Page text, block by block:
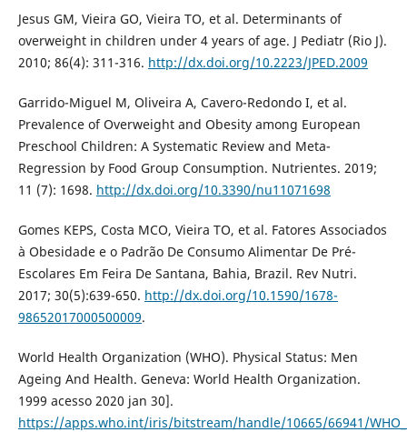
Jesus GM, Vieira GO, Vieira TO, et al. Determinants of
overweight in children under 4 years of age. J Pediatr (Rio J).
2010; 86(4): 311-316. http://dx.doi.org/10.2223/JPED.2009
Garrido-Miguel M, Oliveira A, Cavero-Redondo I, et al.
Prevalence of Overweight and Obesity among European
Preschool Children: A Systematic Review and Meta-
Regression by Food Group Consumption. Nutrientes. 2019;
11 (7): 1698. http://dx.doi.org/10.3390/nu11071698
Gomes KEPS, Costa MCO, Vieira TO, et al. Fatores Associados
à Obesidade e o Padrão De Consumo Alimentar De Pré-
Escolares Em Feira De Santana, Bahia, Brazil. Rev Nutri.
2017; 30(5):639-650. http://dx.doi.org/10.1590/1678-
98652017000500009.
World Health Organization (WHO). Physical Status: Men
Ageing And Health. Geneva: World Health Organization.
1999 acesso 2020 jan 30].
https://apps.who.int/iris/bitstream/handle/10665/66941/